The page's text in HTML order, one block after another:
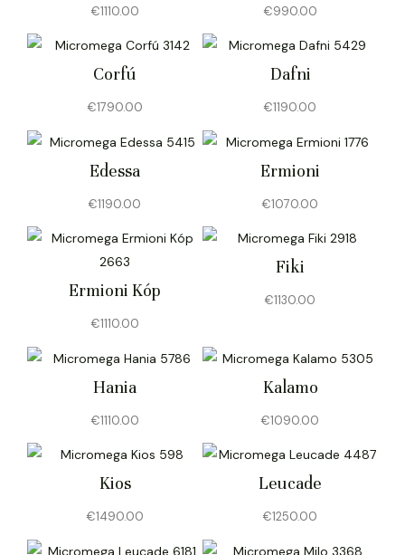
€1110.00 €990.00
Corfú
€1790.00
Dafni
€1190.00
Edessa
€1190.00
Ermioni
€1070.00
Ermioni Kóp
€1110.00
Fiki
€1130.00
Hania
€1110.00
Kalamo
€1090.00
Kios
€1490.00
Leucade
€1250.00